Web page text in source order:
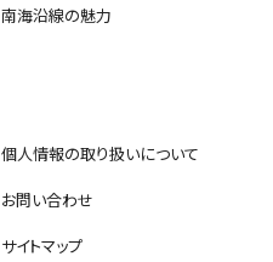
南海沿線の魅力
個人情報の取り扱いについて
お問い合わせ
サイトマップ